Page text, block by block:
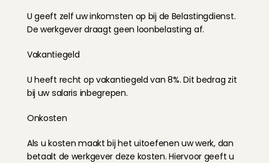
U geeft zelf uw inkomsten op bij de Belastingdienst.
De werkgever draagt geen loonbelasting af.
Vakantiegeld
U heeft recht op vakantiegeld van 8%. Dit bedrag zit
bij uw salaris inbegrepen.
Onkosten
Als u kosten maakt bij het uitoefenen uw werk, dan
betaalt de werkgever deze kosten. Hiervoor geeft u